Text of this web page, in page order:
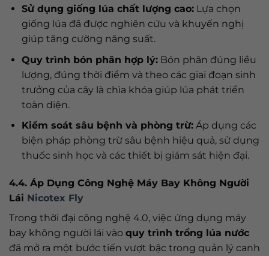
Sử dụng giống lúa chất lượng cao:Lựa chọn
giống lúa đã được nghiên cứu và khuyến nghị
giúp tăng cường năng suất.
Quy trình bón phân hợp lý:Bón phân đúng liều
lượng, đúng thời điểm và theo các giai đoạn sinh
trưởng của cây là chìa khóa giúp lúa phát triển
toàn diện.
Kiểm soát sâu bệnh và phòng trừ:Áp dụng các
biện pháp phòng trừ sâu bệnh hiệu quả, sử dụng
thuốc sinh học và các thiết bị giám sát hiện đại.
4.4. Áp Dụng Công Nghệ Máy Bay Không Người
Lái Nicotex Fly
Trong thời đại công nghệ 4.0, việc ứng dụng máy
bay không người lái vào quy trình trồng lúa nước
đã mở ra một bước tiến vượt bậc trong quản lý canh